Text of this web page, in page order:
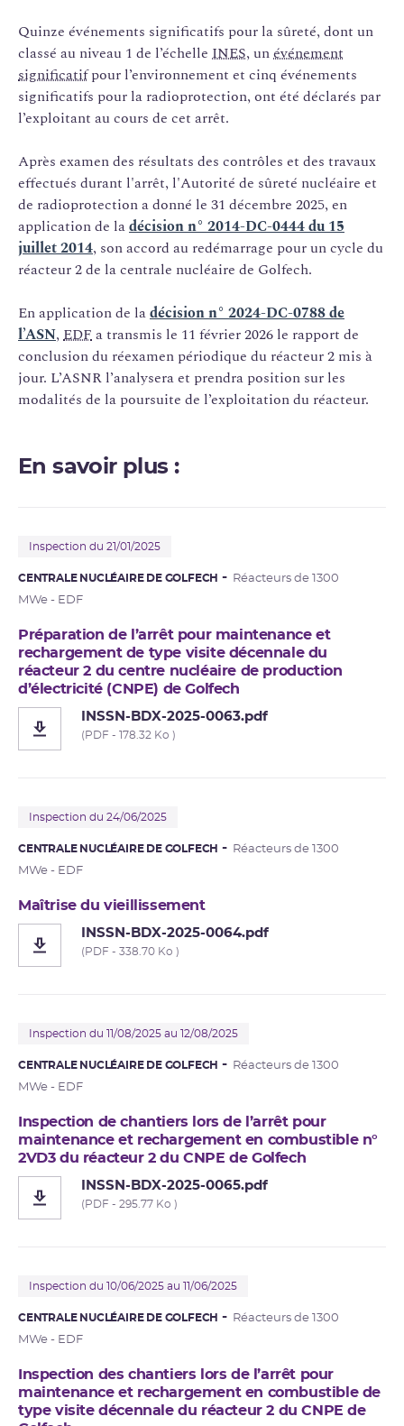
Quinze événements significatifs pour la sûreté, dont un
classé au niveau 1 de l’échelle INES, unévénement
significatifpour l’environnement et cinq événements
significatifs pour la radioprotection, ont été déclarés par
l’exploitant au cours de cet arrêt.
Après examen des résultats des contrôles et des travaux
effectués durant l'arrêt, l'Autorité de sûreté nucléaire et
de radioprotection a donné le 31 décembre 2025, en
application de ladécision n° 2014-DC-0444 du 15
juillet 2014, son accord au redémarrage pour un cycle du
réacteur 2 de la centrale nucléaire de Golfech.
En application de ladécision n° 2024-DC-0788 de
l’ASN, EDFa transmis le 11 février 2026 le rapport de
conclusion du réexamen périodique du réacteur 2 mis à
jour. L’ASNR l’analysera et prendra position sur les
modalités de la poursuite de l’exploitation du réacteur.
En savoir plus :
Inspection du 21/01/2025
CENTRALE NUCLÉAIRE DE GOLFECH
Réacteurs de 1300
MWe - EDF
Préparation de l’arrêt pour maintenance et
rechargement de type visite décennale du
réacteur 2 du centre nucléaire de production
d’électricité (CNPE) de Golfech
INSSN-BDX-2025-0063.pdf
(PDF - 178.32 Ko )
Inspection du 24/06/2025
CENTRALE NUCLÉAIRE DE GOLFECH
Réacteurs de 1300
MWe - EDF
Maîtrise du vieillissement
INSSN-BDX-2025-0064.pdf
(PDF - 338.70 Ko )
Inspection du 11/08/2025 au 12/08/2025
CENTRALE NUCLÉAIRE DE GOLFECH
Réacteurs de 1300
MWe - EDF
Inspection de chantiers lors de l’arrêt pour
maintenance et rechargement en combustible n°
2VD3 du réacteur 2 du CNPE de Golfech
INSSN-BDX-2025-0065.pdf
(PDF - 295.77 Ko )
Inspection du 10/06/2025 au 11/06/2025
CENTRALE NUCLÉAIRE DE GOLFECH
Réacteurs de 1300
MWe - EDF
Inspection des chantiers lors de l’arrêt pour
maintenance et rechargement en combustible de
type visite décennale du réacteur 2 du CNPE de